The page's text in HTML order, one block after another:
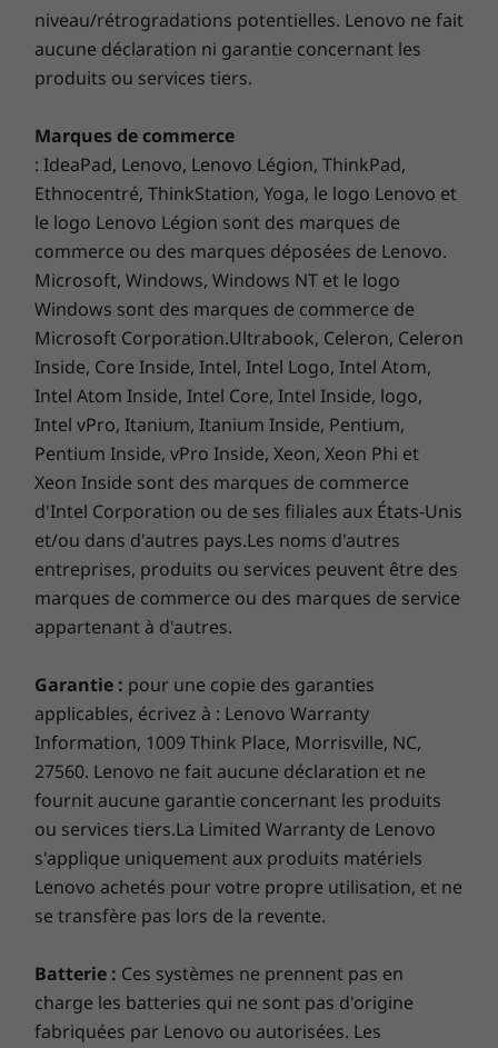
Besoin d’aide? Il vous suffit de
dire le mot
Vous recherchez la livraison de pizza la plus
chez Amazon®? Ou vous voulez entendre
votre liste de lecture préférée? Il vous suffit de
demander à Alexa®. Cette application à
télécharger gratuitement à commande vocale
est là pour vous aider dans les tâches, les
requêtes, le divertissement et plus encore.
Tout ce que vous devez faire, c’est demander.
Courant toute la journée, se
recharge rapidement
Avec jusqu’à 10 heures* d’autonomie, vous
pouvez rester diverti lors d’un vol de New York
à Rio, et dans le taxi sur le chemin de l’hôtel. Si
vous avez besoin d’un coup de pouce, il vous
suffit de l’éteindre et de le charger pendant
une heure, pour une autonomie allant jusqu’à
Votre empreinte digitale est
votre mot de passe
Avec le lecteur d’empreinte digitale, vous
niveau/rétrogradations potentielles. Lenovo ne fait
aucune déclaration ni garantie concernant les
produits ou services tiers.
Marques de commerce
: IdeaPad, Lenovo, Lenovo Légion, ThinkPad,
Ethnocentré, ThinkStation, Yoga, le logo Lenovo et
le logo Lenovo Légion sont des marques de
commerce ou des marques déposées de Lenovo.
Microsoft, Windows, Windows NT et le logo
Windows sont des marques de commerce de
Microsoft Corporation.Ultrabook, Celeron, Celeron
Inside, Core Inside, Intel, Intel Logo, Intel Atom,
Intel Atom Inside, Intel Core, Intel Inside, logo,
Intel vPro, Itanium, Itanium Inside, Pentium,
Pentium Inside, vPro Inside, Xeon, Xeon Phi et
Xeon Inside sont des marques de commerce
d'Intel Corporation ou de ses filiales aux États-Unis
et/ou dans d'autres pays.Les noms d'autres
entreprises, produits ou services peuvent être des
marques de commerce ou des marques de service
appartenant à d'autres.
Garantie : pour une copie des garanties
applicables, écrivez à : Lenovo Warranty
Information, 1009 Think Place, Morrisville, NC,
27560. Lenovo ne fait aucune déclaration et ne
fournit aucune garantie concernant les produits
ou services tiers.La Limited Warranty de Lenovo
s'applique uniquement aux produits matériels
Lenovo achetés pour votre propre utilisation, et ne
se transfère pas lors de la revente.
Batterie : Ces systèmes ne prennent pas en
charge les batteries qui ne sont pas d'origine
fabriquées par Lenovo ou autorisées. Les